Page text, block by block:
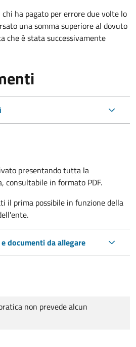
ha pagato per errore due volte lo
una somma superiore al dovuto
che è stata successivamente
presentando tutta la
consultabile in formato PDF.
il prima possibile in funzione della
documenti da allegare
non prevede alcun